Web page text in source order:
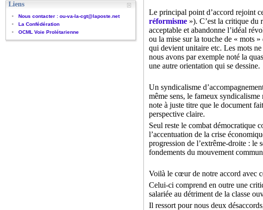
Liens
Nous contacter : ou-va-la-cgt@laposte.net
La Confédération
OCML Voie Prolétarienne
Le principal point d’accord rejoint
réformisme»). C’est la critique du
acceptable et abandonne l’idéal
ou la mise sur la touche de « mots
qui devient unitaire etc. Les mots
nous avons par exemple noté la
une autre orientation qui se dessine.
Un syndicalisme
même sens, le fameux
note à juste titre que le document
perspective claire.
Seul reste le combat démocratique
l’accentuation de la crise
progression de l’extrême-droite : le
fondements du mouvement
Voilà le cœur de notre accord avec
Celui-ci comprend en outre une
salariée au détriment de la classe
Il ressort pour nous deux